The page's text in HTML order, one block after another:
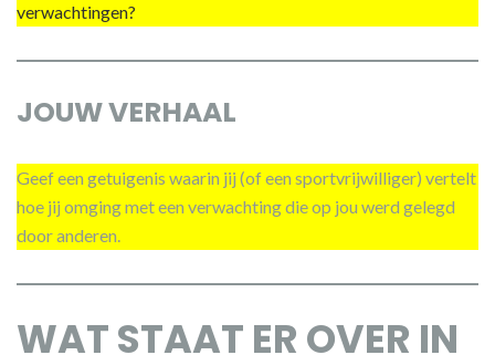
verwachtingen?
JOUW VERHAAL
Geef een getuigenis waarin jij (of een sportvrijwilliger) vertelt
hoe jij omging met een verwachting die op jou werd gelegd
door anderen.
WAT STAAT ER OVER IN